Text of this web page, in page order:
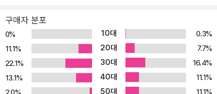
구매자 분포
0% 10대
0.3%
11.1%
20대
7.7%
22.1%
30대
16.4%
13.1%
40대
11.1%
2.0%
50대 11.1%